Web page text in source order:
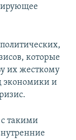
которые
их жесткому
экономики и
с такими